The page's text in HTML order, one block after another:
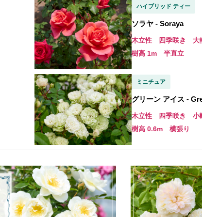
ハイブリッド ティー
ソラヤ - Soraya
木立性 四季咲き
樹高 1m 半直立
ミニチュア
グリーン アイス -
木立性 四季咲き
樹高 0.6m 横張り